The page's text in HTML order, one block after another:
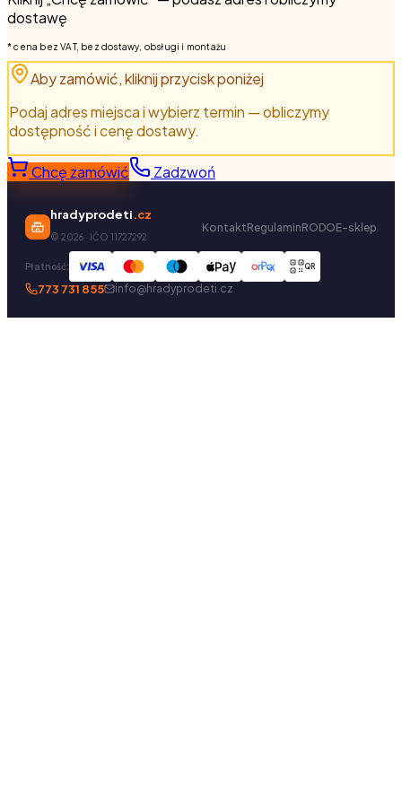
dostawę
* cena bez VAT, bez dostawy, obsługi i montażu
Aby zamówić, kliknij przycisk poniżej
Podaj adres miejsca i wybierz termin — obliczymy
dostępność i cenę dostawy.
Chcę zamówić Zadzwoń
hradyprodeti.cz
© 2026 · IČO 11727292
KontaktRegulaminRODOE-sklep
Płatność: QR
773 731 855 info@hradyprodeti.cz